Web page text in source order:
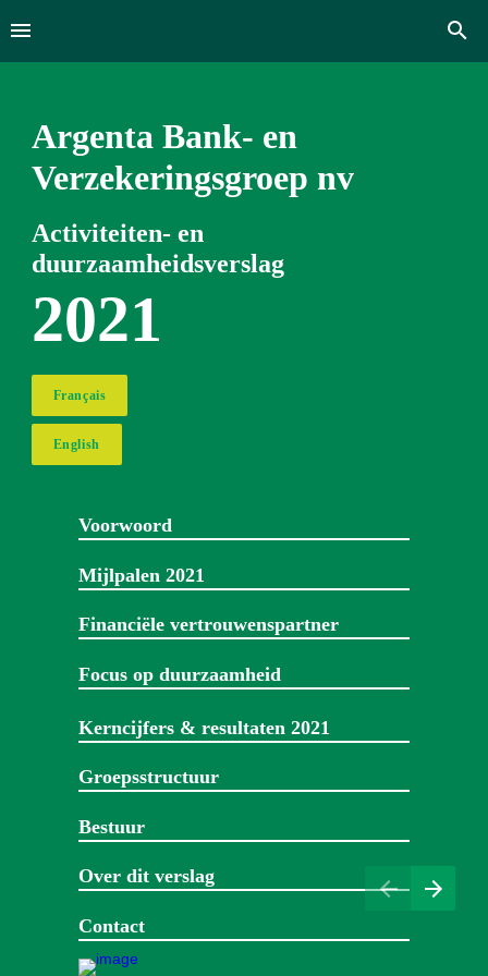
Argenta Bank- en
Verzekerings­­­groep nv
Activiteiten- en
duurzaamheidsverslag
2021
Français
English
Voorwoord
Mijlpalen 2021
Financiële vertrouwens­partner
Focus op duurzaam­heid
Kerncijfers & resultaten 2021
Groeps­structuur
Bestuur
Over dit verslag
Contact­